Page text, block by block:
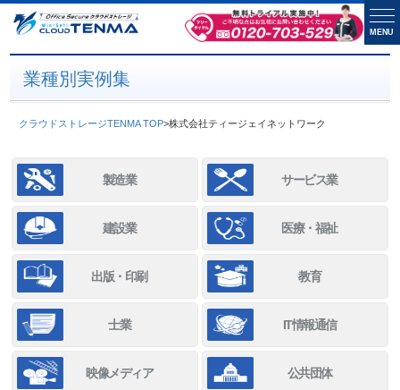
業種別実例集
クラウドストレージTENMA TOP>株式会社ティージェイネットワーク
製造業 サービス業
建設業 医療・福祉
出版・印刷 教育
士業 IT情報通信
映像メディア 公共団体
MENU